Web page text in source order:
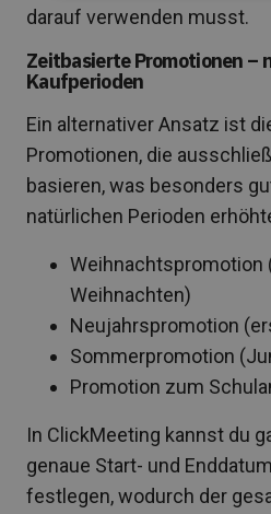
darauf verwenden musst.
Zeitbasierte Promotionen –
Kaufperioden
Ein alternativer Ansatz ist
Promotionen, die
basieren, was besonders
natürlichen Perioden
Weihnachtspromotion
Weihnachten)
Neujahrspromotion
Sommerpromotion
Promotion zum
In ClickMeeting kannst du
genaue Start- und
festlegen, wodurch der